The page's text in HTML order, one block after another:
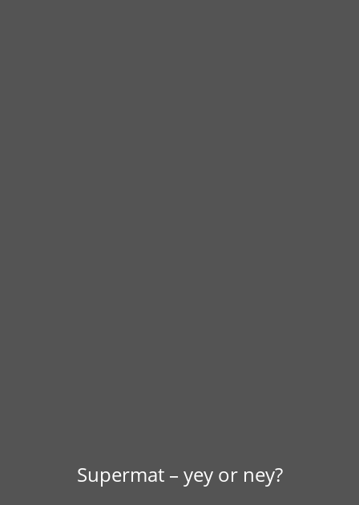
Supermat – yey or ney?